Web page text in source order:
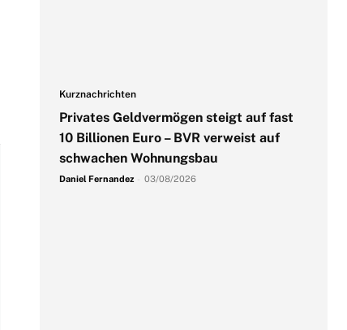
Kurznachrichten
Privates Geldvermögen steigt auf fast
10 Billionen Euro – BVR verweist auf
schwachen Wohnungsbau
Daniel Fernandez 03/08/2026